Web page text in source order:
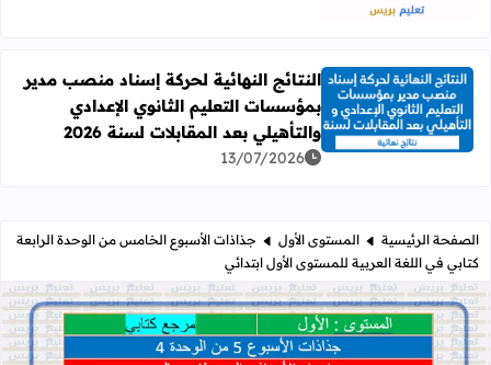
اقرأ المزيد عن النتائج النهائية لحركة إسناد منصب مدير
النتائج النهائية لحركة إسناد منصب مدير
بمؤسسات التعليم الثانوي الإعدادي
والتأهيلي بعد المقابلات لسنة 2026
13/07/2026
الصفحة الرئيسية المستوى الأول
جذاذات الأسبوع الخامس من الوحدة الرابعة
كتابي في اللغة العربية للمستوى الأول ابتدائي